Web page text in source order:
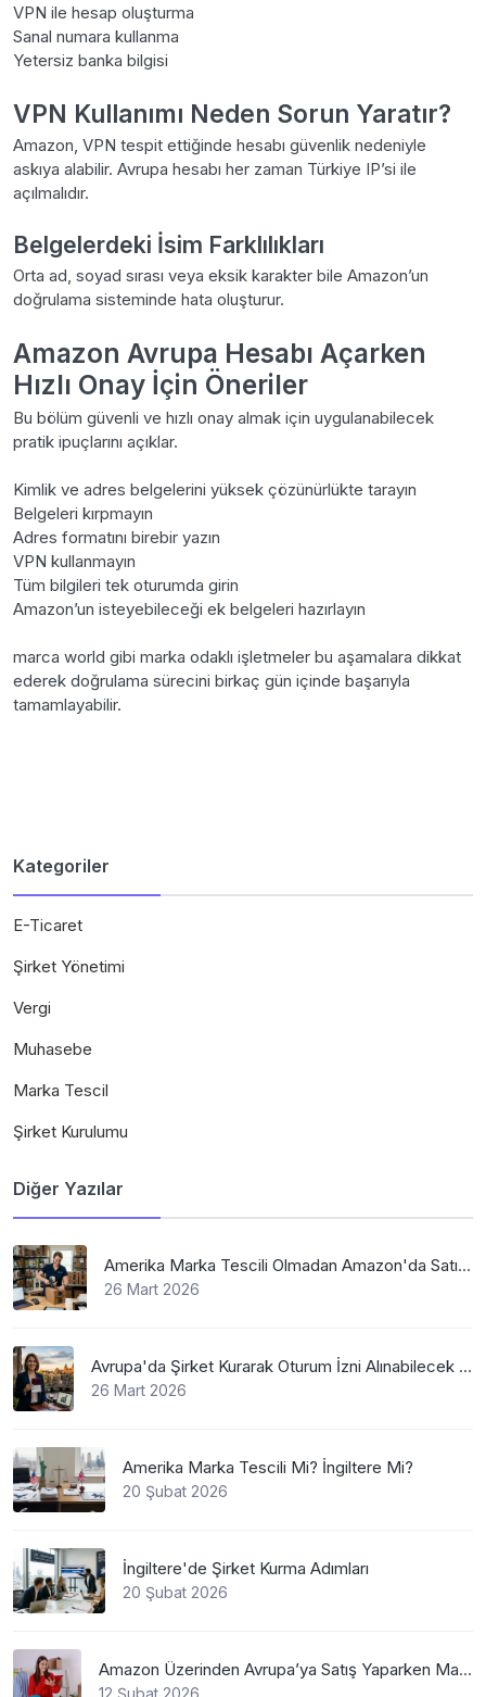
VPN ile hesap oluşturma
Sanal numara kullanma
Yetersiz banka bilgisi
VPN Kullanımı Neden Sorun Yaratır?
Amazon, VPN tespit ettiğinde hesabı güvenlik nedeniyle
askıya alabilir. Avrupa hesabı her zaman Türkiye IP’si ile
açılmalıdır.
Belgelerdeki İsim Farklılıkları
Orta ad, soyad sırası veya eksik karakter bile Amazon’un
doğrulama sisteminde hata oluşturur.
Amazon Avrupa Hesabı Açarken
Hızlı Onay İçin Öneriler
Bu bölüm güvenli ve hızlı onay almak için uygulanabilecek
pratik ipuçlarını açıklar.
Kimlik ve adres belgelerini yüksek çözünürlükte tarayın
Belgeleri kırpmayın
Adres formatını birebir yazın
VPN kullanmayın
Tüm bilgileri tek oturumda girin
Amazon’un isteyebileceği ek belgeleri hazırlayın
marca world gibi marka odaklı işletmeler bu aşamalara dikkat
ederek doğrulama sürecini birkaç gün içinde başarıyla
tamamlayabilir.
Kategoriler
E-Ticaret
Şirket Yönetimi
Vergi
Muhasebe
Marka Tescil
Şirket Kurulumu
Diğer Yazılar
Amerika Marka Tescili Olmadan Amazon'da Satış Mümkün Mü
26 Mart 2026
Avrupa'da Şirket Kurarak Oturum İzni Alınabilecek En Mantıklı Ülkeler Nelerdir?
26 Mart 2026
Amerika Marka Tescili Mi? İngiltere Mi?
20 Şubat 2026
İngiltere'de Şirket Kurma Adımları
20 Şubat 2026
Amazon Üzerinden Avrupa’ya Satış Yaparken Marka Tescilinin Önemi
12 Şubat 2026